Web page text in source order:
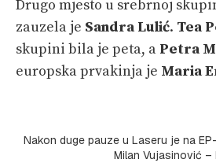
Drugo mjesto u srebrnoj
zauzela je Sandra Lulić. Tea
skupini bila je peta, a Petra
europska prvakinja je Maria
Nakon duge pauze u Laseru je na
Milan Vujasinović –